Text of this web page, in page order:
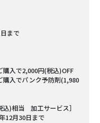
まで
入で2,000円(税込)OFF
入でパンク予防剤(1,980
)相当 加工サービス］
12月30日まで